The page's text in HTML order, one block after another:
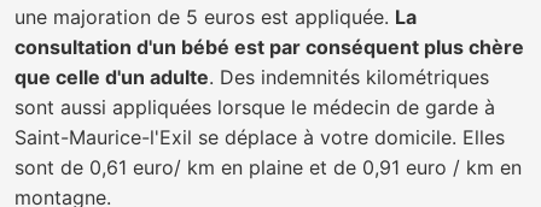
une majoration de 5 euros est appliquée. La
consultation d'un bébé est par conséquent plus chère
que celle d'un adulte. Des indemnités kilométriques
sont aussi appliquées lorsque le médecin de garde à
Saint-Maurice-l'Exil se déplace à votre domicile. Elles
sont de 0,61 euro/ km en plaine et de 0,91 euro / km en
montagne.